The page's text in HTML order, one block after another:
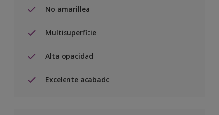
No amarillea
Multisuperficie
Alta opacidad
Excelente acabado